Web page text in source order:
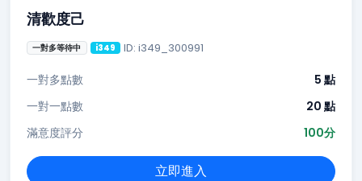
清歡度己
一對多等待中 i349 ID: i349_300991
一對多點數
5 點
一對一點數
20 點
滿意度評分
100分
立即進入